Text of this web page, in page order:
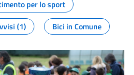
per lo sport
(1) Bici in Comune